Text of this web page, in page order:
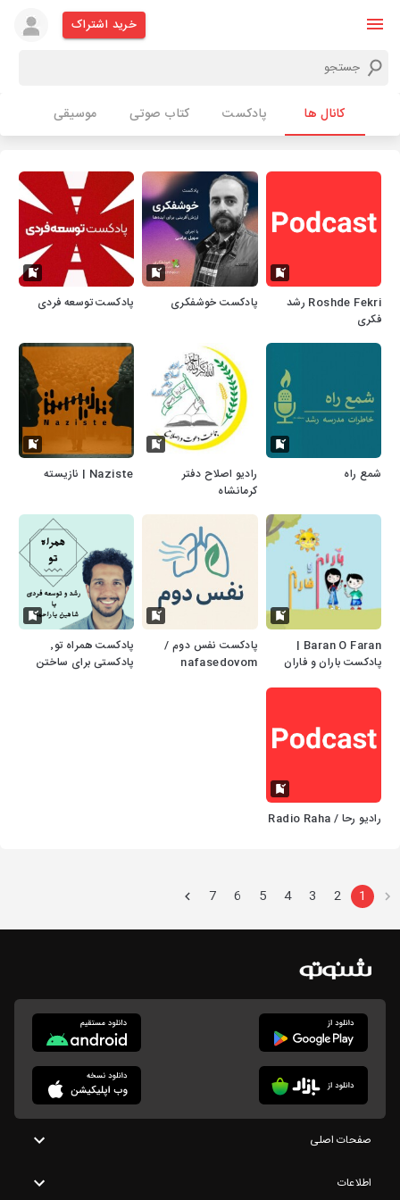
خرید اشتراک
کانال ها پادکست کتاب صوتی موسیقی
Roshde Fekri رشد
فکری
پادکست خوشفکری پادکست توسعه فردی
شمع راه
رادیو اصلاح دفتر
کرمانشاه
Naziste | نازیسته
Baran O Faran |
پادکست باران و فاران
پادکست نفس دوم /
nafasedovom
پادکست همراه تو٬
پادکستی برای ساختن
رادیو رحا / Radio Raha
1
2
3
4
5
6
7
صفحات اصلی
اطلاعات